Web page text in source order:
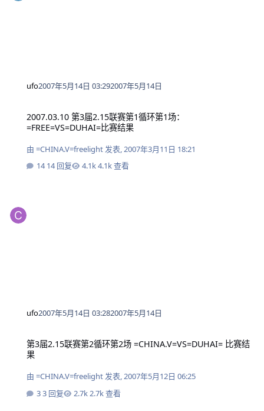
ufo2007年5月14日 03:292007年5月14日
2007.03.10 第3届2.15联赛第1循环第1场：
=FREE=VS=DUHAI=比赛结果
由 =CHINA.V=freelight发表, 2007年3月11日 18:21
14 回复
4.1k 查看
ufo2007年5月14日 03:282007年5月14日
第3届2.15联赛第2循环第2场 =CHINA.V=VS=DUHAI= 比赛结
果
由 =CHINA.V=freelight发表,2007年5月12日 06:25
3 回复
2.7k 查看